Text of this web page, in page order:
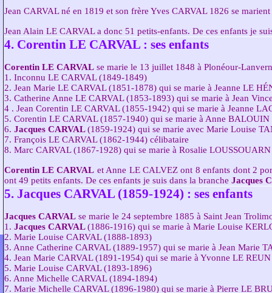
Jean CARVAL né en 1819 et son frère Yves CARVAL 1826 se
Jean Alain LE CARVAL a donc 51 petits-enfants. De ces enfants je
4. Corentin LE CARVAL : ses enfants
Corentin LE CARVALse marie le 13 juillet 1848 à Plonéour-
1. Inconnu LE CARVAL (1849-1849)
2. Jean Marie LE CARVAL (1851-1878) qui se marie à Jeanne LE
3. Catherine Anne LE CARVAL (1853-1893) qui se marie à Jean
4 . Jean Corentin LE CARVAL (1855-1942) qui se marie à Jeanne
5. Corentin LE CARVAL (1857-1940) qui se marie à Anne BALOUIN
6. Jacques CARVAL(1859-1924) qui se marie avec Marie Louise
7. François LE CARVAL (1862-1944) célibataire
8. Marc CARVAL (1867-1928) qui se marie à Rosalie LOUSSOUARN
Corentin LE CARVAL et Anne LE CALVEZ ont 8 enfants dont 2
ont 49 petits enfants. De ces enfants je suis dans la branche Jacques
5. Jacques CARVAL (1859-1924) : ses enfants
Jacques CARVALse marie le 24 septembre 1885 à Saint Jean
1. Jacques CARVAL(1886-1916) qui se marie à Marie Louise
2. Marie Louise CARVAL (1888-1893)
3. Anne Catherine CARVAL (1889-1957) qui se marie à Jean Marie
4. Jean Marie CARVAL (1891-1954) qui se marie à Yvonne LE
5. Marie Louise CARVAL (1893-1896)
6. Anne Michelle CARVAL (1894-1894)
7. Marie Michelle CARVAL (1896-1980) qui se marie à Pierre LE